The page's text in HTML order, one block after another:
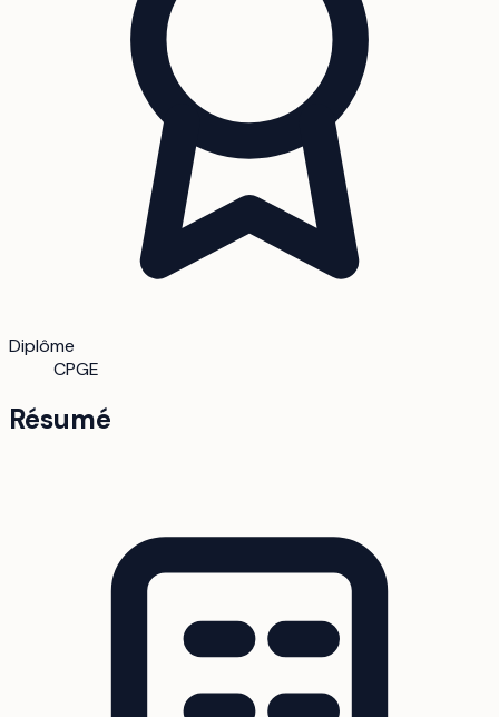
Diplôme
CPGE
Résumé